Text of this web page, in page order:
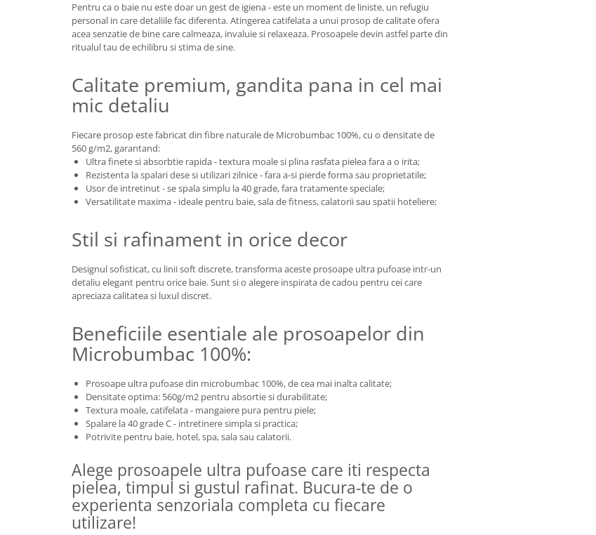
Pentru ca o baie nu este doar un gest de igiena - este un moment de liniste, un refugiu
personal in care detaliile fac diferenta. Atingerea catifelata a unui prosop de calitate ofera
acea senzatie de bine care calmeaza, invaluie si relaxeaza. Prosoapele devin astfel parte din
ritualul tau de echilibru si stima de sine.
Calitate premium, gandita pana in cel mai
mic detaliu
Fiecare prosop este fabricat din fibre naturale de Microbumbac 100%, cu o densitate de
560 g/m2, garantand:
Ultra finete si absorbtie rapida - textura moale si plina rasfata pielea fara a o irita;
Rezistenta la spalari dese si utilizari zilnice - fara a-si pierde forma sau proprietatile;
Usor de intretinut - se spala simplu la 40 grade, fara tratamente speciale;
Versatilitate maxima - ideale pentru baie, sala de fitness, calatorii sau spatii hoteliere;
Stil si rafinament in orice decor
Designul sofisticat, cu linii soft discrete, transforma aceste prosoape ultra pufoase intr-un
detaliu elegant pentru orice baie. Sunt si o alegere inspirata de cadou pentru cei care
apreciaza calitatea si luxul discret.
Beneficiile esentiale ale prosoapelor din
Microbumbac 100%:
Prosoape ultra pufoase din microbumbac 100%, de cea mai inalta calitate;
Densitate optima: 560g/m2 pentru absortie si durabilitate;
Textura moale, catifelata - mangaiere pura pentru piele;
Spalare la 40 grade C - intretinere simpla si practica;
Potrivite pentru baie, hotel, spa, sala sau calatorii.
Alege prosoapele ultra pufoase care iti respecta
pielea, timpul si gustul rafinat. Bucura-te de o
experienta senzoriala completa cu fiecare
utilizare!